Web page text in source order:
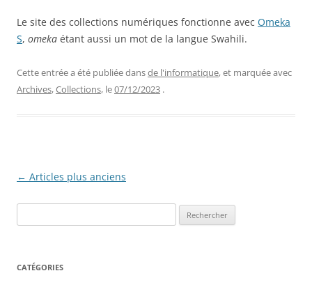
Le site des collections numériques fonctionne avec Omeka
S, omeka étant aussi un mot de la langue Swahili.
Cette entrée a été publiée dansde l'informatique, et marquée avec
Archives,Collections, le07/12/2023 .
Navigation
← Articles plus anciens
CATÉGORIES